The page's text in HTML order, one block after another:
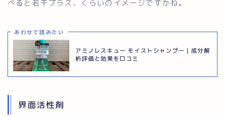
べると若干プラス、くらいのイメージですかね。
あわせて読みたい
アミノレスキュー モイストシャンプー｜成分解
析評価と効果を口コミ
界面活性剤